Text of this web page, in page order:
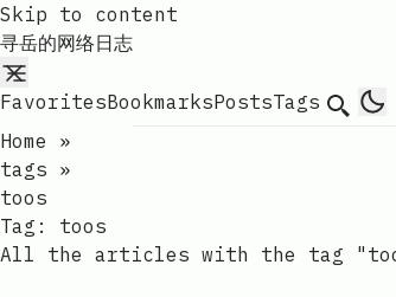
Skip to content
寻岳的网络日志
FavoritesBookmarksPostsTags Search
Home
»
tags »
toos
Tag: toos
All the articles with the tag